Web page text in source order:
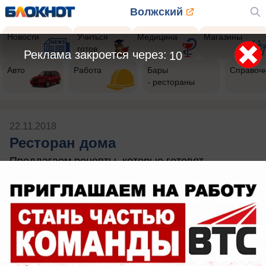
Волжский
Новости
Учиться
готов
Медицина Магазины
Авто Работа
Бары
- рестораны
22.11.2018
Ресторан дома
Предлагаем рецепты, которые готовят
Будь в курсе событий!
Подпишись
на нас в телеграм
10
Реклама закроется через: